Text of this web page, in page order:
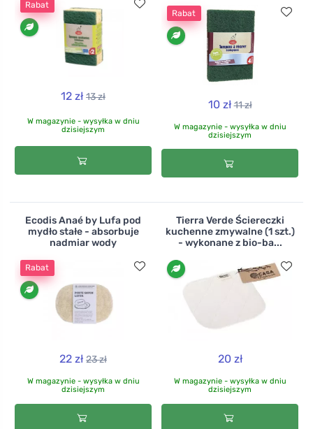
Rabat
12 zł 13 zł
W magazynie - wysyłka w dniu
dzisiejszym
Rabat
10 zł 11 zł
W magazynie - wysyłka w dniu
dzisiejszym
Ecodis Anaé by Lufa pod
mydło stałe - absorbuje
nadmiar wody
Rabat
22 zł 23 zł
W magazynie - wysyłka w dniu
dzisiejszym
Tierra Verde Ściereczki
kuchenne zmywalne (1 szt.)
- wykonane z bio-ba...
20 zł
W magazynie - wysyłka w dniu
dzisiejszym